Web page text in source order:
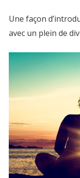
Une façon
avec un plein de